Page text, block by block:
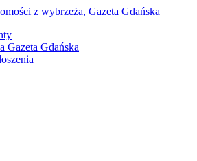
Gazeta Gdańska